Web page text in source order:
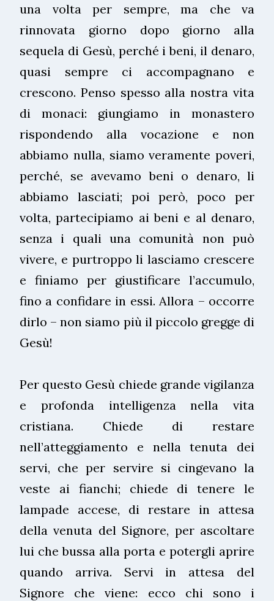
una volta per sempre, ma che va
rinnovata giorno dopo giorno alla
sequela di Gesù, perché i beni, il denaro,
quasi sempre ci accompagnano e
crescono. Penso spesso alla nostra vita
di monaci: giungiamo in monastero
rispondendo alla vocazione e non
abbiamo nulla, siamo veramente poveri,
perché, se avevamo beni o denaro, li
abbiamo lasciati; poi però, poco per
volta, partecipiamo ai beni e al denaro,
senza i quali una comunità non può
vivere, e purtroppo li lasciamo crescere
e finiamo per giustificare l’accumulo,
fino a confidare in essi. Allora – occorre
dirlo – non siamo più il piccolo gregge di
Gesù!
Per questo Gesù chiede grande vigilanza
e profonda intelligenza nella vita
cristiana. Chiede di restare
nell’atteggiamento e nella tenuta dei
servi, che per servire si cingevano la
veste ai fianchi; chiede di tenere le
lampade accese, di restare in attesa
della venuta del Signore, per ascoltare
lui che bussa alla porta e potergli aprire
quando arriva. Servi in attesa del
Signore che viene: ecco chi sono i